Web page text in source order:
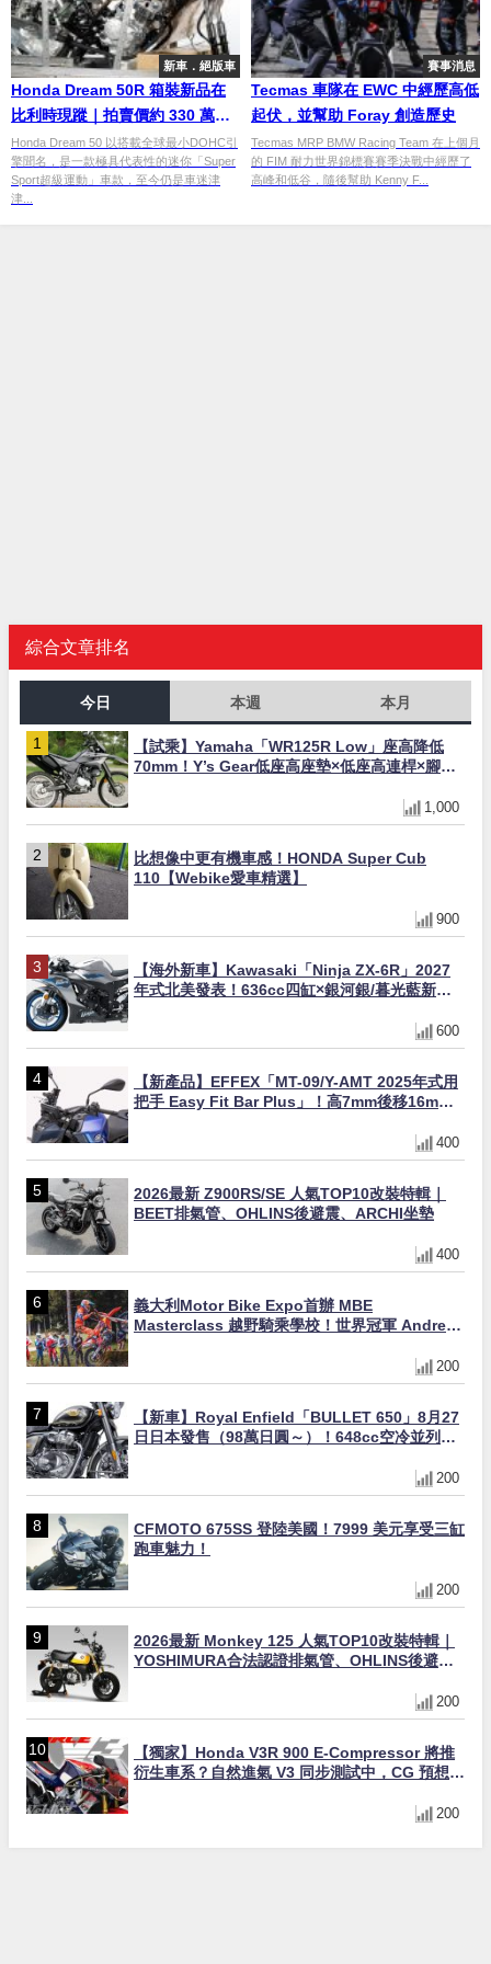
新車．絕版車
Honda Dream 50R 箱裝新品在
比利時現蹤｜拍賣價約 330 萬日
圓
Honda Dream 50 以搭載全球最小DOHC引
擎聞名，是一款極具代表性的迷你「Super
Sport超級運動」車款，至今仍是車迷津
津...
賽事消息
Tecmas 車隊在 EWC 中經歷高低
起伏，並幫助 Foray 創造歷史
Tecmas MRP BMW Racing Team 在上個月
的 FIM 耐力世界錦標賽賽季決戰中經歷了
高峰和低谷，隨後幫助 Kenny F...
綜合文章排名
今日 本週 本月
【試乘】Yamaha「WR125R Low」座高降低
70mm！Y’s Gear低座高座墊×低座高連桿×腳踏
1,000
比想像中更有機車感！HONDA Super Cub
110【Webike愛車精選】
900
【海外新車】Kawasaki「Ninja ZX-6R」2027
年式北美發表！636cc四缸×銀河銀/暮光藍新色
600
【新產品】EFFEX「MT-09/Y-AMT 2025年式用
把手 Easy Fit Bar Plus」！高7mm後移16mm
400
2026最新 Z900RS/SE 人氣TOP10改裝特輯｜
BEET排氣管、OHLINS後避震、ARCHI坐墊
400
義大利Motor Bike Expo首辦 MBE
Masterclass 越野騎乘學校！世界冠軍 Andrea
200
【新車】Royal Enfield「BULLET 650」8月27
日日本發售（98萬日圓～）！648cc空冷並列雙
200
CFMOTO 675SS 登陸美國！7999 美元享受三缸
跑車魅力！
200
2026最新 Monkey 125 人氣TOP10改裝特輯｜
YOSHIMURA合法認證排氣管、OHLINS後避
200
【獨家】Honda V3R 900 E-Compressor 將推
衍生車系？自然進氣 V3 同步測試中，CG 預想曝
200